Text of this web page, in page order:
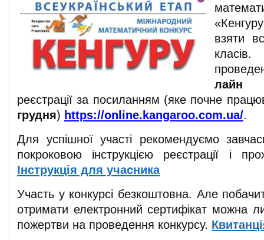
взяти
лайн
реєстрації за посиланням (яке почне
грудня) https://online.kangaroo.com.ua/.
Для успішної участі рекомендуємо
покроковою інструкцією реєстрації і
Інструкція для учасника
Участь у конкурсі безкоштовна. Але
отримати електронний сертифікат можна
пожертви на проведення конкурсу.